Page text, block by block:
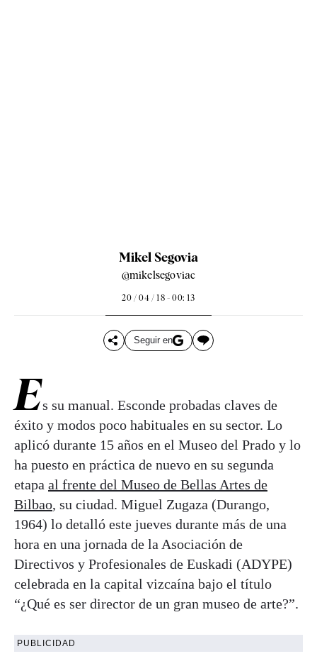
Mikel Segovia
@mikelsegoviac
20 / 04 / 18 - 00: 13
Seguir en
Es su manual. Esconde probadas claves de
éxito y modos poco habituales en su sector. Lo
aplicó durante 15 años en el Museo del Prado y lo
ha puesto en práctica de nuevo en su segunda
etapa al frente del Museo de Bellas Artes de
Bilbao, su ciudad. Miguel Zugaza (Durango,
1964) lo detalló este jueves durante más de una
hora en una jornada de la Asociación de
Directivos y Profesionales de Euskadi (ADYPE)
celebrada en la capital vizcaína bajo el título
“¿Qué es ser director de un gran museo de arte?”.
PUBLICIDAD